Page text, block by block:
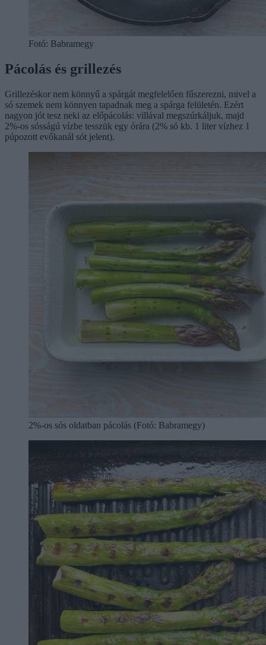
Fotó: Babramegy
Pácolás és grillezés
Grillezéskor nem könnyű a spárgát megfelelően fűszerezni, mivel a
só szemek nem könnyen tapadnak meg a spárga felületén. Ezért
nagyon jót tesz neki az előpácolás: villával megszúrkáljuk, majd
2%-os sósságú vízbe tesszük egy órára (2% só kb. 1 liter vízhez 1
púpozott evőkanál sót jelent).
2%-os sós oldatban pácolás (Fotó: Babramegy)